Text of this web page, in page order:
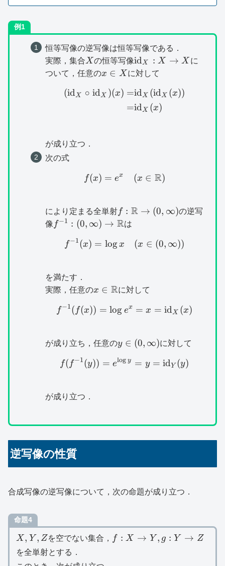
例1
恒等写像の逆写像は恒等写像である．
実際，集合X
Xの恒等写像
X
idX : X → X に
ついて，任意のx\in
x ∈ X に対して
(idX ∘ idX )(x) =
=
idX (idX (x))
idX (x)
が成り立つ．
次の式
f(x)=e^x\quad (x\in
f(x) = ex (x ∈ R)
により定まる全単射f:\mathbb{R}\to
(0,\infty )
f : R → (0, ∞)の逆写
像 f^{-1}:
\mathbb{R}
f−1 : (0, ∞) → Rは
f^{-1}(x)=\log
f−1(x) = logx (x ∈ (0, ∞))
を満たす．
実際，任意のx\in
x ∈ Rに対して
f^{-1}(f(x))=\log
f−1( f(x)) = log ex = x = idX (x)
が成り立ち，任意のy\in
)
y ∈ (0, ∞)に対して
f(f^{-1}(y))=e^{\log
f( f−1(y)) = elog y = y = idY (y)
が成り立つ．
逆写像の性質
合成写像の逆写像について，次の命題が成り立つ．
命題4
X,Y,Z
X , Y , Zを空でない集合， f:X\to
f : X → Y , g : Y → Z
を全単射とする．